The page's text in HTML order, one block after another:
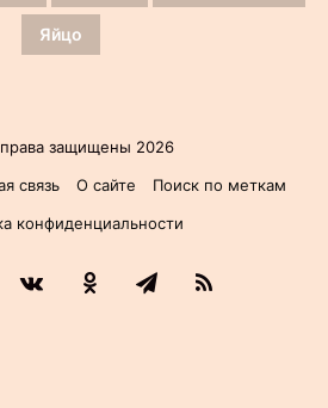
Яйцо
защищены 2026
связь О сайте
Поиск по меткам
конфиденциальности
vk.comОдноклассники
Telegram
RSS